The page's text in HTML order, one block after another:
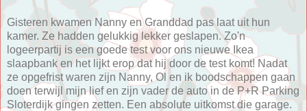
Gisteren kwamen Nanny en Granddad pas laat uit hun
kamer. Ze hadden gelukkig lekker geslapen. Zo'n
logeerpartij is een goede test voor ons nieuwe Ikea
slaapbank en het lijkt erop dat hij door de test komt! Nadat
ze opgefrist waren zijn Nanny, Ol en ik boodschappen gaan
doen terwijl mijn lief en zijn vader de auto in de P+R Parking
Sloterdijk gingen zetten. Een absolute uitkomst die garage.